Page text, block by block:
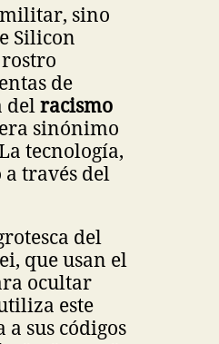
sino
Silicon
de
delracismo
sinónimo
tecnología,
través del
del
que usan el
ocultar
este
sus códigos